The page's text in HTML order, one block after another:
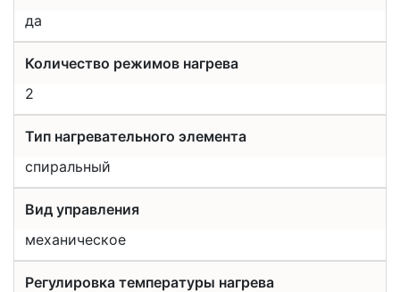
да
Количество режимов нагрева
2
Тип нагревательного элемента
спиральный
Вид управления
механическое
Регулировка температуры нагрева